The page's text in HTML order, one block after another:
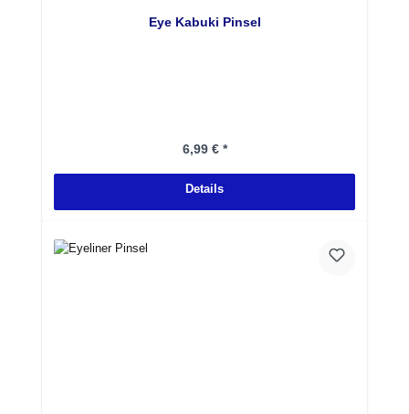
Eye Kabuki Pinsel
Regulärer Preis:
6,99 € *
Details